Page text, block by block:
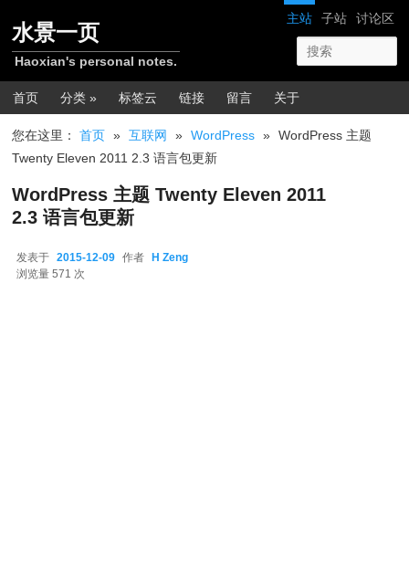
网站导航
主站 子站 讨论区
水景一页
Haoxian's personal notes.
主菜单
首页 分类 » 标签云 链接 留言 关于
您在这里：首页 » 互联网 » WordPress » WordPress 主题
Twenty Eleven 2011 2.3 语言包更新
WordPress 主题 Twenty Eleven 2011
2.3 语言包更新
发表于 2015-12-09 作者 H Zeng
浏览量 571 次